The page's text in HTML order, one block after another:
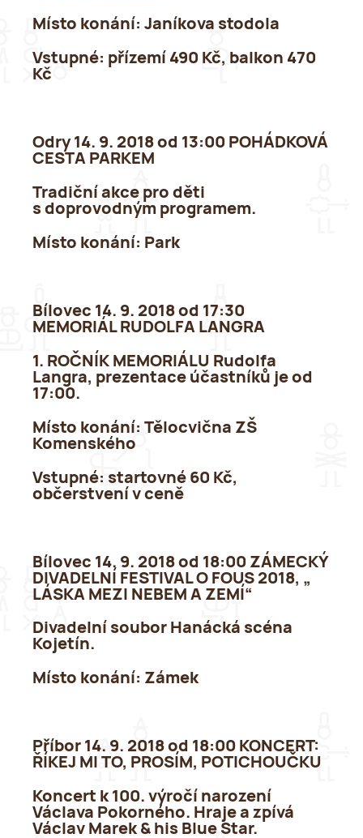
Místo konání: Janíkova stodola
Vstupné: přízemí 490 Kč, balkon 470
Kč
Odry 14. 9. 2018 od 13:00 POHÁDKOVÁ
CESTA PARKEM
Tradiční akce pro děti
s doprovodným programem.
Místo konání: Park
Bílovec 14. 9. 2018 od 17:30
MEMORIÁL RUDOLFA LANGRA
1. ROČNÍK MEMORIÁLU Rudolfa
Langra, prezentace účastníků je od
17:00.
Místo konání: Tělocvična ZŠ
Komenského
Vstupné: startovné 60 Kč,
občerstvení v ceně
Bílovec 14. 9. 2018 od 18:00 ZÁMECKÝ
DIVADELNÍ FESTIVAL O FOUS 2018, „
LÁSKA MEZI NEBEM A ZEMÍ“
Divadelní soubor Hanácká scéna
Kojetín.
Místo konání: Zámek
Příbor 14. 9. 2018 od 18:00 KONCERT:
ŘÍKEJ MI TO, PROSÍM, POTICHOUČKU
Koncert k 100. výročí narození
Václava Pokorného. Hraje a zpívá
Václav Marek & his Blue Star.